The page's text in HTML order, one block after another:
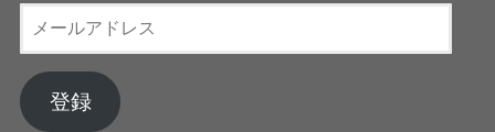
ー
ア
ド
登録